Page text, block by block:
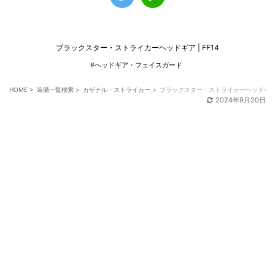
ブラックスター・ストライカーヘッドギア | FF14
#ヘッドギア・フェイスガード
HOME > 装備一覧検索 > カザナル・ストライカー > ブラックスター・ストライカーヘッドギ
2024年9月20日